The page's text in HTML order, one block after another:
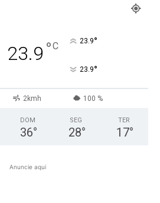
23.9 °C 23.9°
23.9°
2kmh 100 %
DOM
36°
SEG
28°
TER
17°
Anuncie aqui